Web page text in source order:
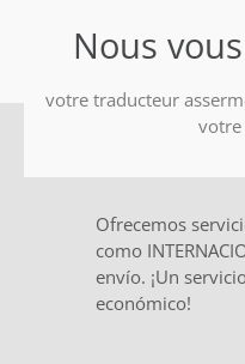
Nous
votre traducteur
Ofrecemos
como
envío. ¡Un
económico!